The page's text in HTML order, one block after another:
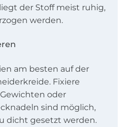
der Stoff meist ruhig,
werden.
am besten auf der
Fixiere
oder
sind möglich,
dicht gesetzt werden.